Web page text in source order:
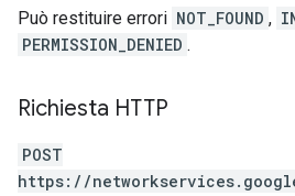
Può restituire errori NOT_FOUND ,
PERMISSION_DENIED .
Richiesta HTTP
POST
https://